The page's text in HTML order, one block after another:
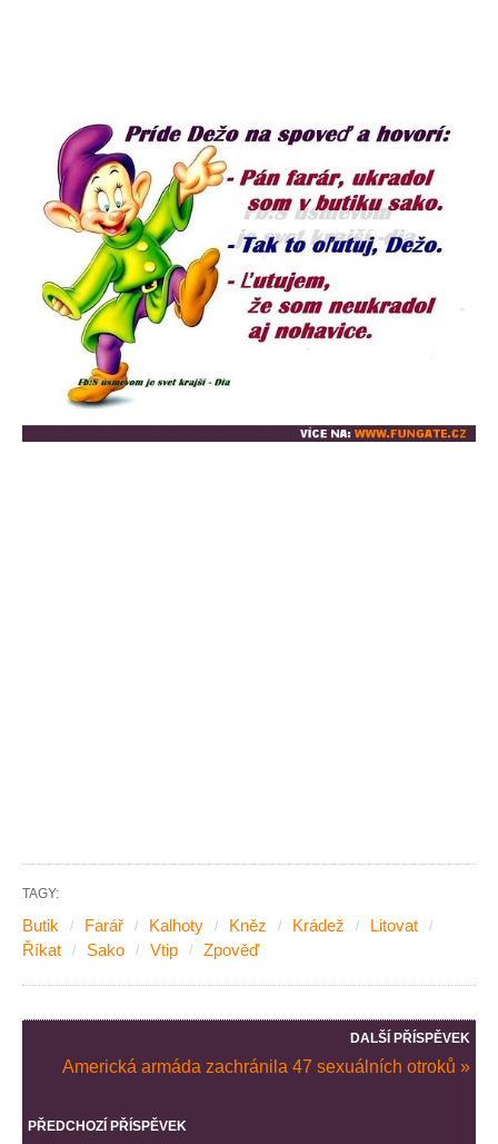
TAGY:
Butik Farář Kalhoty Kněz Krádež
Litovat
Říkat
Sako Vtip Zpověď
DALŠÍ PŘÍSPĚVEK
Americká armáda zachránila 47 sexuálních otroků »
PŘEDCHOZÍ PŘÍSPĚVEK